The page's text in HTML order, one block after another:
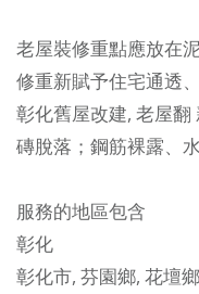
老屋裝修重點應放在
修重新賦予住宅通透
彰化舊屋改建, 老屋翻
磚脫落；鋼筋裸露、水
服務的地區包含
彰化
彰化市, 芬園鄉, 花壇鄉